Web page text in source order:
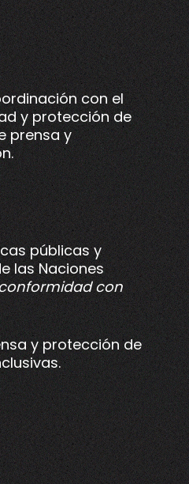
con el
y protección de
prensa y
públicas y
las Naciones
con
y protección de